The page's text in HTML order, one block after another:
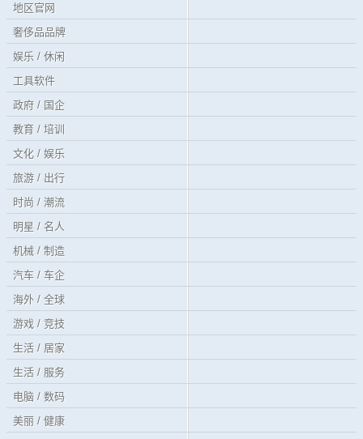
地区官网
奢侈品品牌
娱乐 / 休闲
工具软件
政府 / 国企
教育 / 培训
文化 / 娱乐
旅游 / 出行
时尚 / 潮流
明星 / 名人
机械 / 制造
汽车 / 车企
海外 / 全球
游戏 / 竞技
生活 / 居家
生活 / 服务
电脑 / 数码
美丽 / 健康